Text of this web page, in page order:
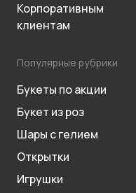
Корпоративным
клиентам
Популярные рубрики
Букеты по акции
Букет из роз
Шары с гелием
Открытки
Игрушки